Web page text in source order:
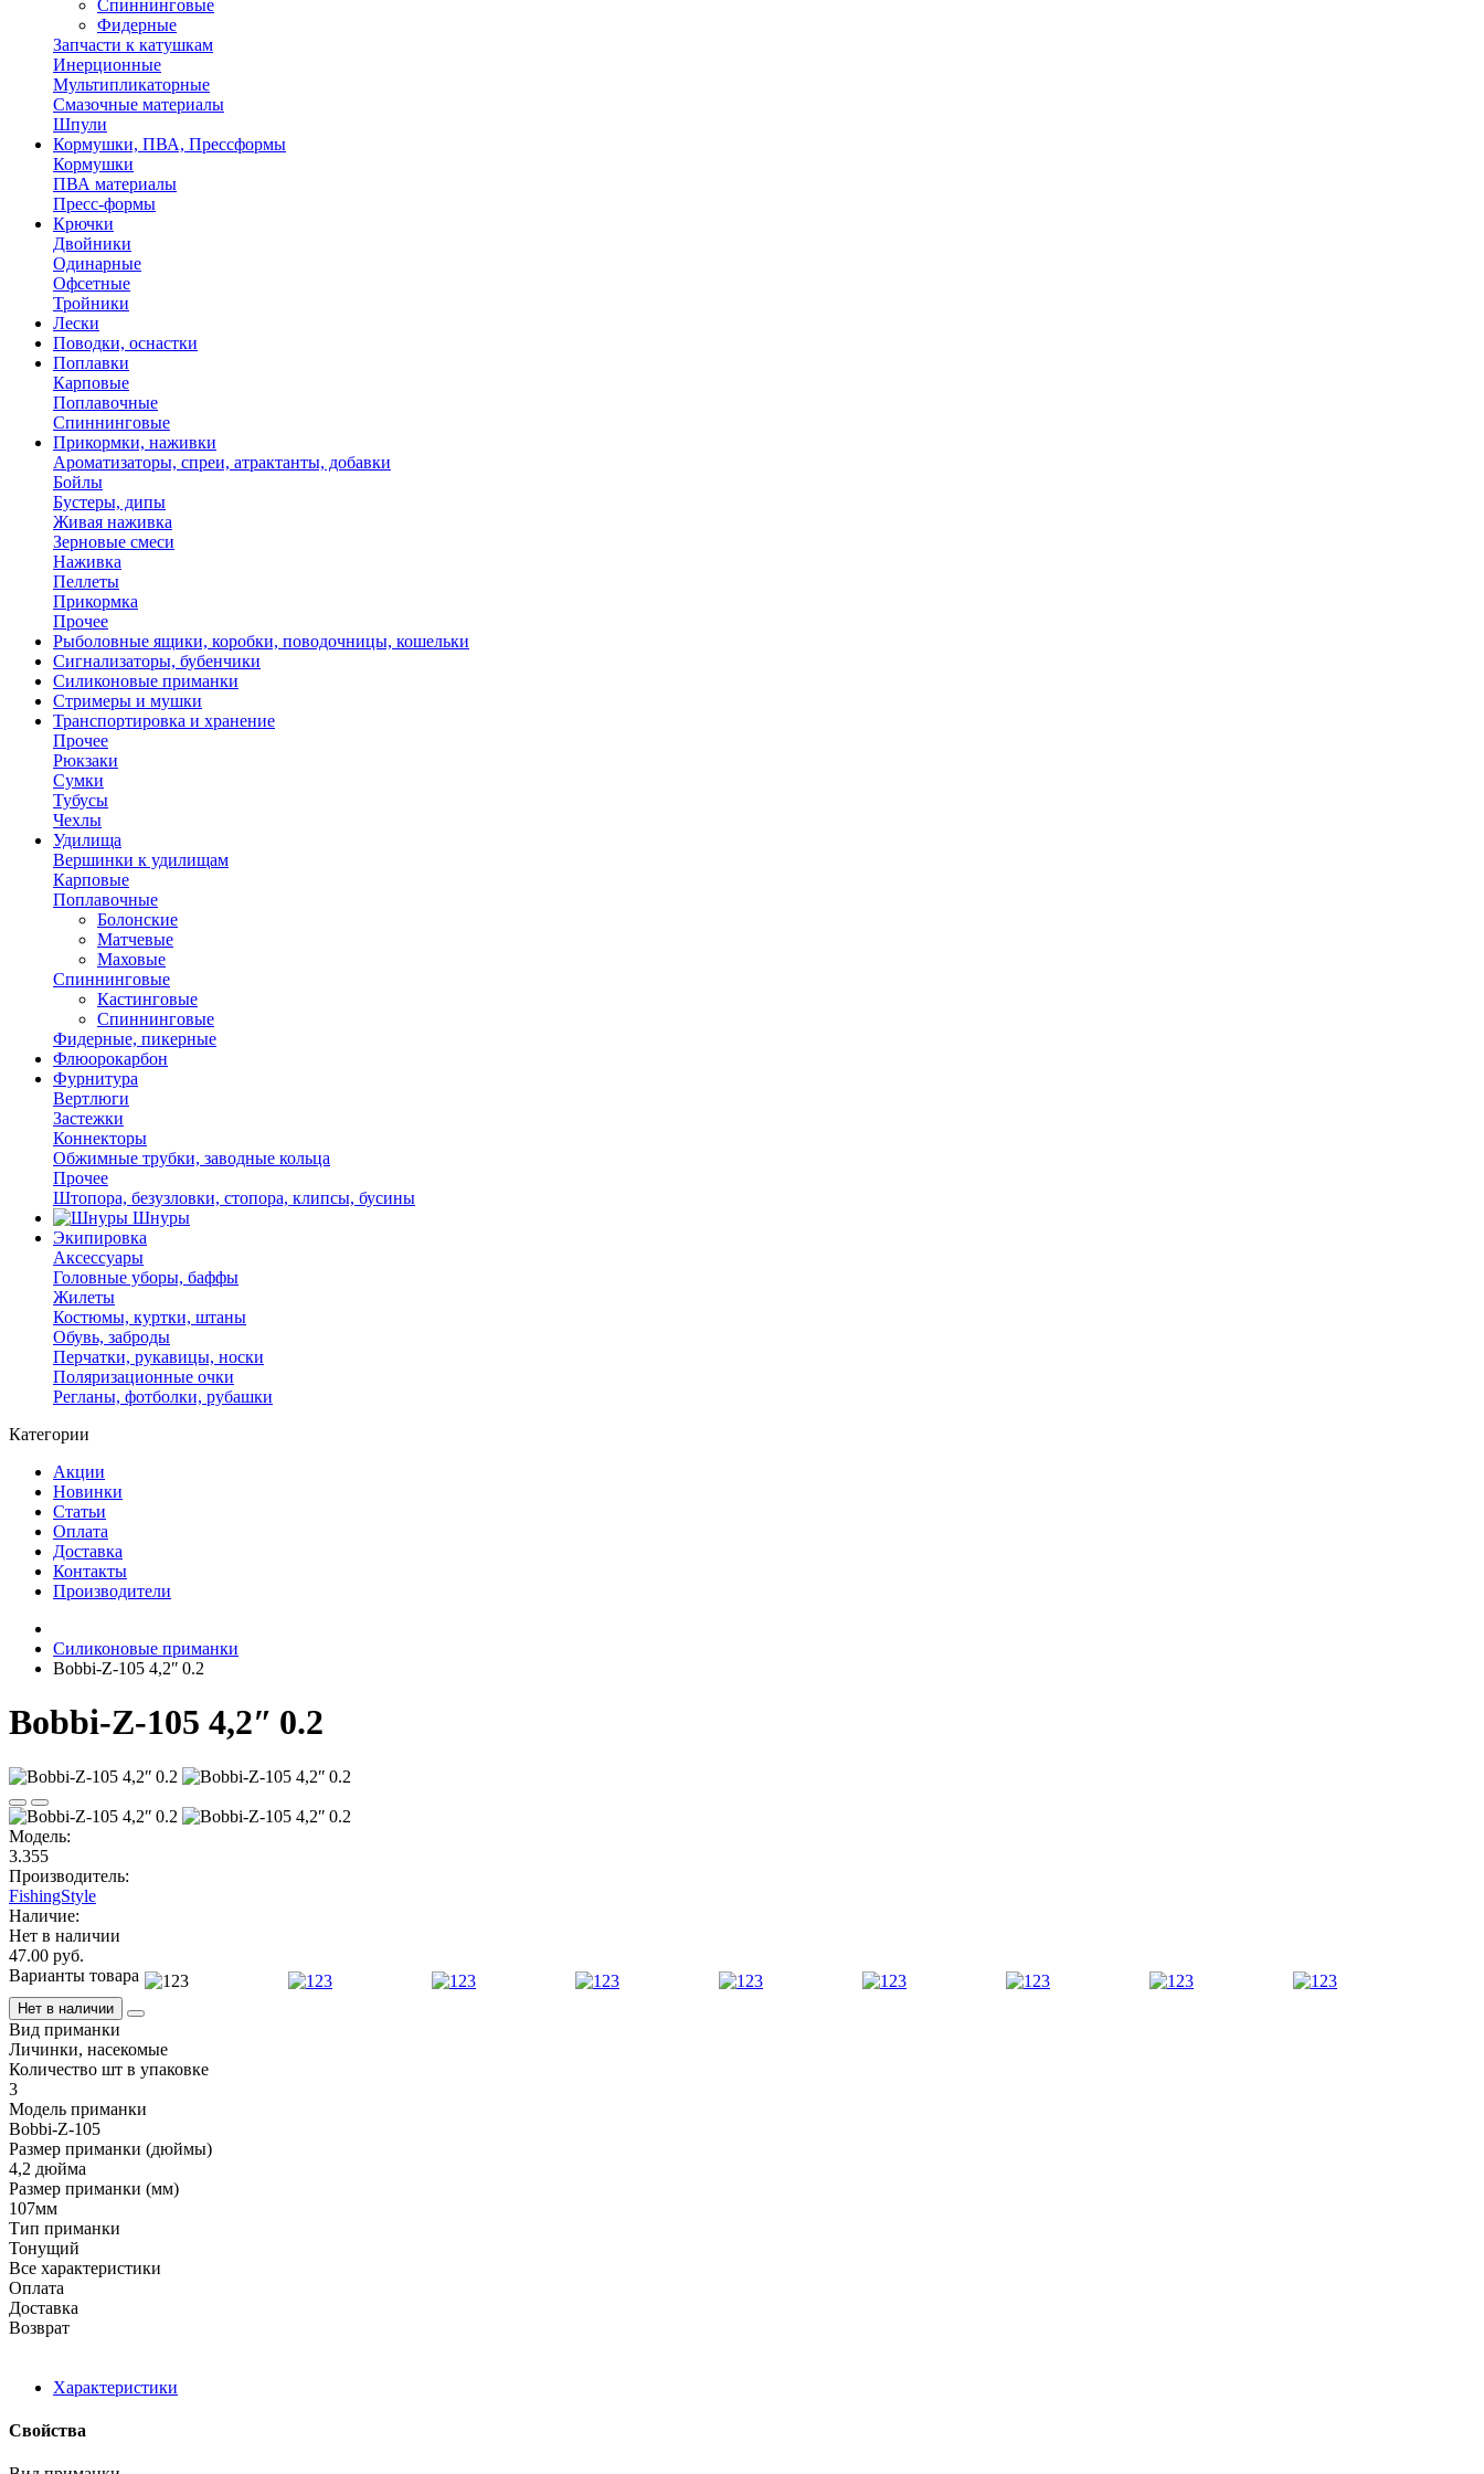
Спиннинговые
Фидерные
Запчасти к катушкам
Инерционные
Мультипликаторные
Смазочные материалы
Шпули
Кормушки, ПВА, Прессформы
Кормушки
ПВА материалы
Пресс-формы
Крючки
Двойники
Одинарные
Офсетные
Тройники
Лески
Поводки, оснастки
Поплавки
Карповые
Поплавочные
Спиннинговые
Прикормки, наживки
Ароматизаторы, спреи, атрактанты, добавки
Бойлы
Бустеры, дипы
Живая наживка
Зерновые смеси
Наживка
Пеллеты
Прикормка
Прочее
Рыболовные ящики, коробки, поводочницы, кошельки
Сигнализаторы, бубенчики
Силиконовые приманки
Стримеры и мушки
Транспортировка и хранение
Прочее
Рюкзаки
Сумки
Тубусы
Чехлы
Удилища
Вершинки к удилищам
Карповые
Поплавочные
Болонские
Матчевые
Маховые
Спиннинговые
Кастинговые
Спиннинговые
Фидерные, пикерные
Флюорокарбон
Фурнитура
Вертлюги
Застежки
Коннекторы
Обжимные трубки, заводные кольца
Прочее
Штопора, безузловки, стопора, клипсы, бусины
Шнуры
Экипировка
Аксессуары
Головные уборы, баффы
Жилеты
Костюмы, куртки, штаны
Обувь, заброды
Перчатки, рукавицы, носки
Поляризационные очки
Регланы, фотболки, рубашки
Категории
Акции
Новинки
Статьи
Оплата
Доставка
Контакты
Производители
Силиконовые приманки
Bobbi-Z-105 4,2ʺ 0.2
Bobbi-Z-105 4,2ʺ 0.2
Модель:
3.355
Производитель:
FishingStyle
Наличие:
Нет в наличии
47.00 руб.
Варианты товара
Нет в наличии
Вид приманки
Личинки, насекомые
Количество шт в упаковке
3
Модель приманки
Bobbi-Z-105
Размер приманки (дюймы)
4,2 дюйма
Размер приманки (мм)
107мм
Тип приманки
Тонущий
Все характеристики
Оплата
Доставка
Возврат
Характеристики
Свойства